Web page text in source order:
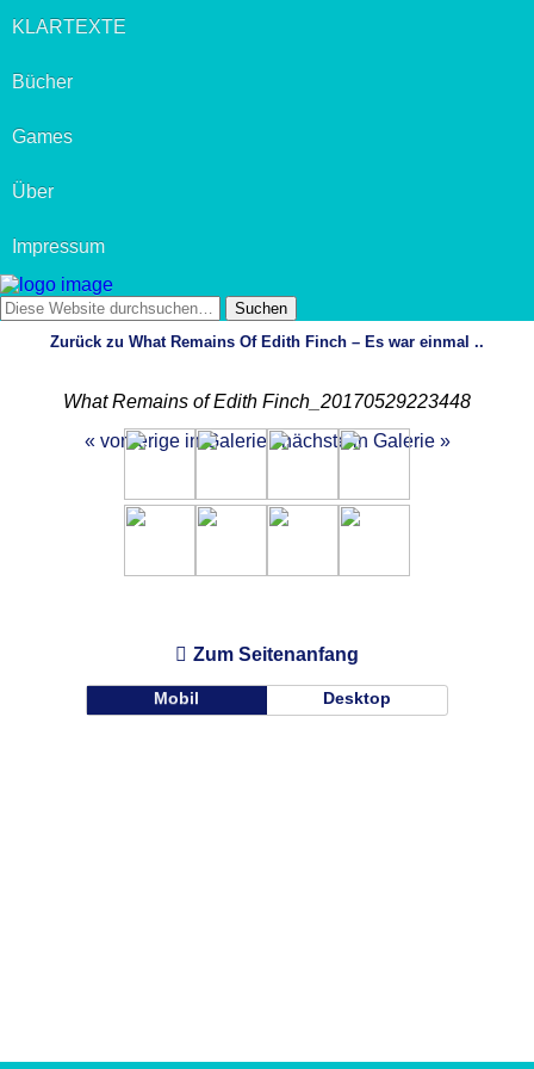
KLARTEXTE
Bücher
Games
Über
Impressum
Zurück zu What Remains Of Edith Finch – Es war einmal ..
What Remains of Edith Finch_20170529223448
« vorherige in Galerie
nächste in Galerie »
Zum Seitenanfang
Mobil Desktop